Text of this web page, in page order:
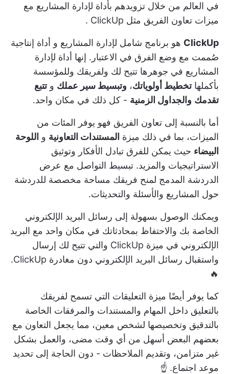
في العالم من خلال تزويدهم بأداة لإدارة المشاريع مع
ميزات تعاون الفريق مثل ClickUp
.
ClickUp هو برنامج شامل لإدارة المشاريع و أداة إنتاجية
صُممت مع وضع الفرق في الاعتبار. إنها أداة لإدارة
المشاريع في جوهرها تتيح لك ولفريقك وللمؤسسة
بأكملهاتخطيط أولوياتك، وتبسيط سير عملك وتتبع
تقدمك والجداول الزمنية - كل ذلك في مكان واحد.
أما بالنسبة إلى تعاون الفريق فهو يوفر المئات من
الميزات، بما في ذلك ميزة المستندات التعاونية و اللوحة
البيضاء حيث يمكن للفرق تبادل الأفكار وتوثيق
الاستراتيجيات والمزيد. تبسيط التواصل مع عرض
الدردشة المدمج لمنح فريقك مساحة مخصصة للدردشة
حول المشاريع والأسئلة والتحديثات.
ويمكنك الوصول بسهولة إلى رسائل البريد الإلكتروني
الخاصة بك والاحتفاظ بمحادثاتك في مكان واحد مع البريد
الإلكتروني في ميزة ClickUp
والتي تتيح لك إرسال
واستقبال رسائل البريد الإلكتروني دون مغادرة ClickUp.
🔥
كما يوفر أيضًا ميزة التعليقات التي تسمح لفريقك
بالتعليق داخل المهام والمستندات والمرفقات الخاصة
بالتدقيق وتخصيصها لشخص معين، مما يجعل التعاون مع
بعضهم البعض أسهل من أي وقت مضى، والعمل بشكل
غير متزامن، وتقديم الملاحظات - دون الحاجة إلى تحديد
موعد اجتماع. ☝️